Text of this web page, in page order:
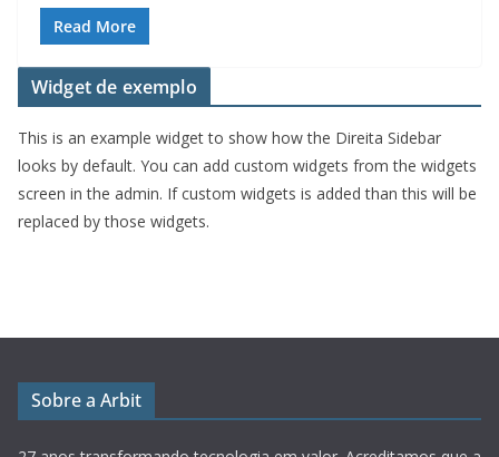
Read More
Widget de exemplo
This is an example widget to show how the Direita Sidebar
looks by default. You can add custom widgets from the widgets
screen in the admin. If custom widgets is added than this will be
replaced by those widgets.
Sobre a Arbit